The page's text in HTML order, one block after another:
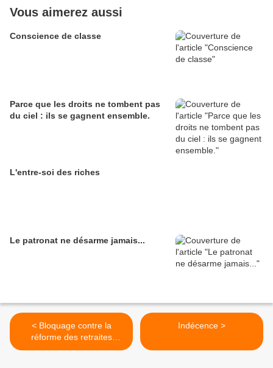
Vous aimerez aussi
Conscience de classe
Parce que les droits ne tombent pas
du ciel : ils se gagnent ensemble.
L'entre-soi des riches
Le patronat ne désarme jamais...
< Bloquage contre la
réforme des retraites
Compiègne rond-point du
Indécence >